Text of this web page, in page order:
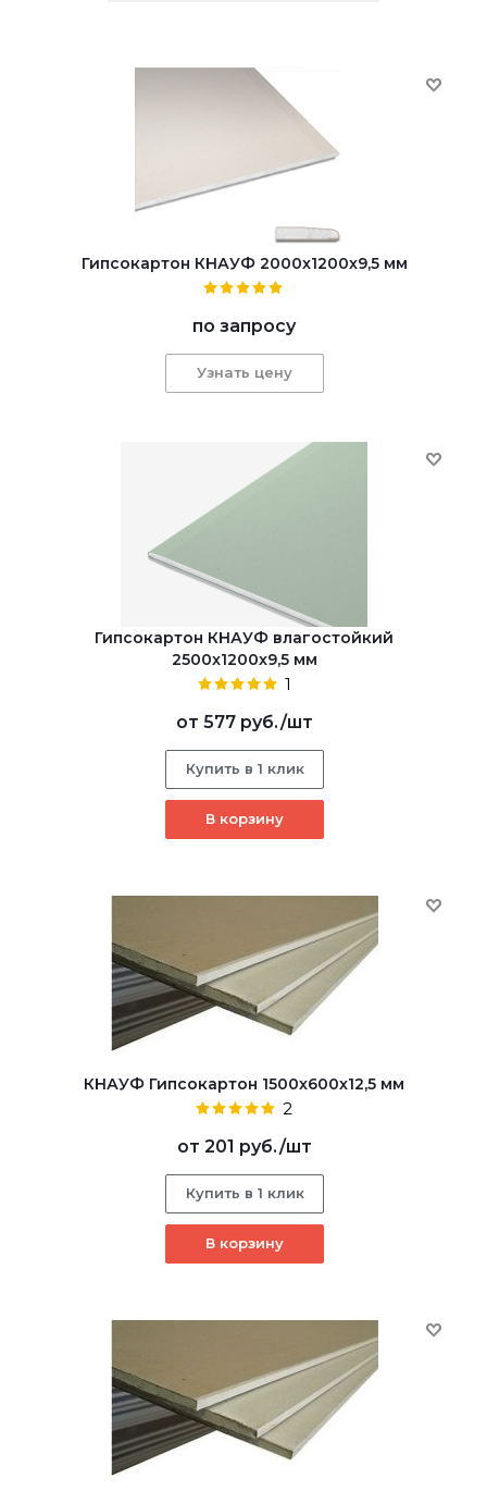
Гипсокартон КНАУФ 2000x1200x9,5 мм
по запросу
Узнать цену
Гипсокартон КНАУФ влагостойкий
2500x1200x9,5 мм
1
от 577 руб./шт
Купить в 1 клик
В корзину
КНАУФ Гипсокартон 1500x600x12,5 мм
2
от 201 руб./шт
Купить в 1 клик
В корзину